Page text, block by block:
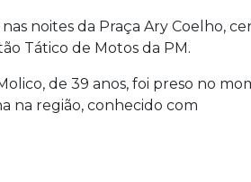
noites da Praça Ary Coelho,
Tático de Motos da PM.
de 39 anos, foi preso no
na região, conhecido com